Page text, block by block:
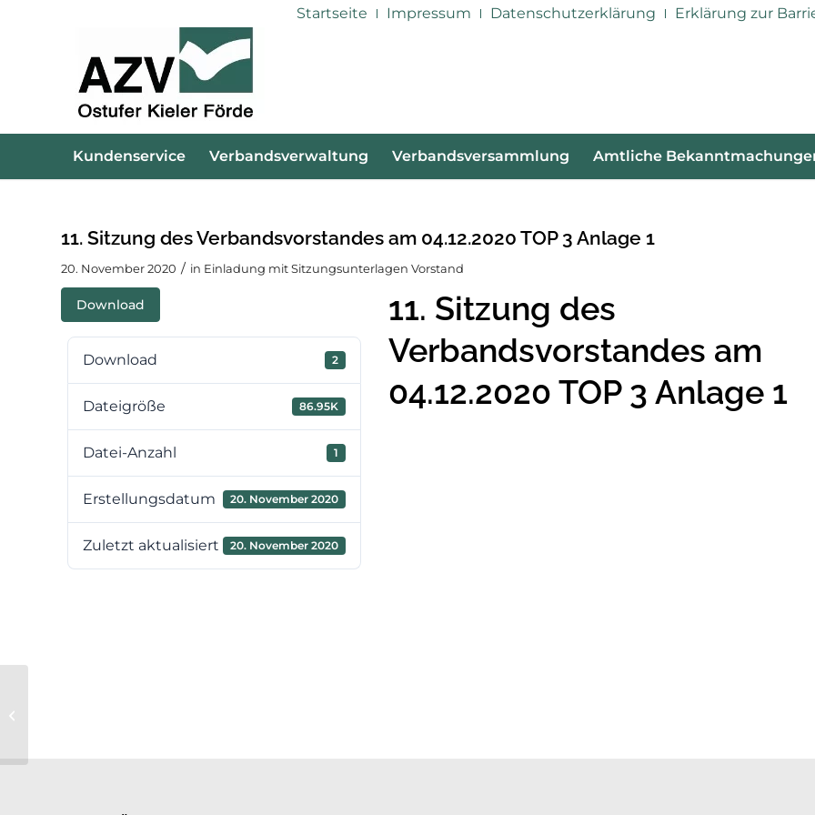
Startseite Impressum Datenschutzerklärung Erklärung zur
Kundenservice Verbandsverwaltung Verbandsversammlung Amtliche
11. Sitzung des Verbandsvorstandes am 04.12.2020 TOP 3 Anlage 1
20. November 2020 / in Einladung mit Sitzungsunterlagen Vorstand
Download
Download 2
Dateigröße 86.95K
Datei-Anzahl 1
Erstellungsdatum 20. November 2020
Zuletzt aktualisiert 20. November 2020
11. Sitzung des
Verbandsvorstandes am
04.12.2020 TOP 3 Anlage 1